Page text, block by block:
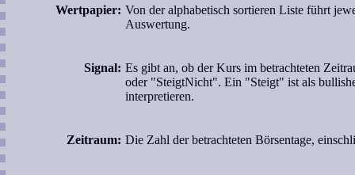
Wertpapier: Von der alphabetisch sortieren Liste führt
Auswertung.
Signal: Es gibt an, ob der Kurs im betrachteten
oder "SteigtNicht". Ein "Steigt" ist als
interpretieren.
Zeitraum: Die Zahl der betrachteten Börsentage,